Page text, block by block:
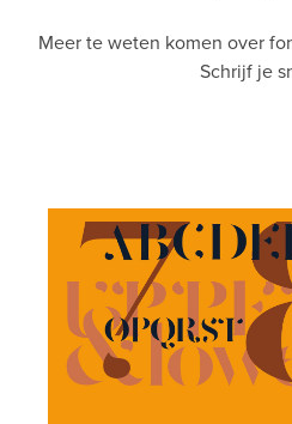
Meer te weten komen over
Schrijf je